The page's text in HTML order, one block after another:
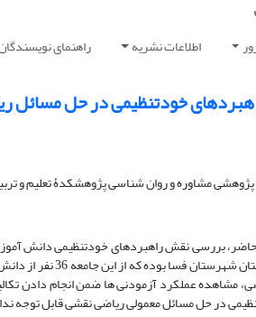
اطلاعات نشریه راهنمای
خودتنظیمی در حل مسائل
مشاوره و روان شناسی پژوهشکدۀ تعلیم و
بررسی نقش راهبردهای خودتنظیمی دانش
کلاس چهارم
مشاهده عملکرد آزمودنی ها ضمن انجام دادن
در حل مسائل معمولی ریاضی نقشی قابل توجه